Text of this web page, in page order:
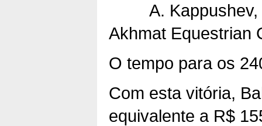
A.
Akhmat Equestrian
O tempo para os
Com esta vitória,
equivalente a R$